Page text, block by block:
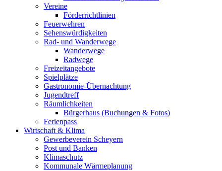
Vereine
Förderrichtlinien
Feuerwehren
Sehenswürdigkeiten
Rad- und Wanderwege
Wanderwege
Radwege
Freizeitangebote
Spielplätze
Gastronomie-Übernachtung
Jugendtreff
Räumlichkeiten
Bürgerhaus (Buchungen & Fotos)
Ferienpass
Wirtschaft & Klima
Gewerbeverein Scheyern
Post und Banken
Klimaschutz
Kommunale Wärmeplanung